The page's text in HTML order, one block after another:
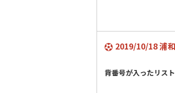
2019/10/18 浦
背番号が入ったリス